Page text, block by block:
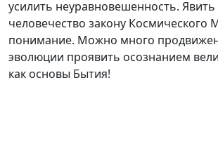
усилить неуравновешенность.
человечество закону Космического
понимание. Можно много
эволюции проявить осознанием
как основы Бытия!